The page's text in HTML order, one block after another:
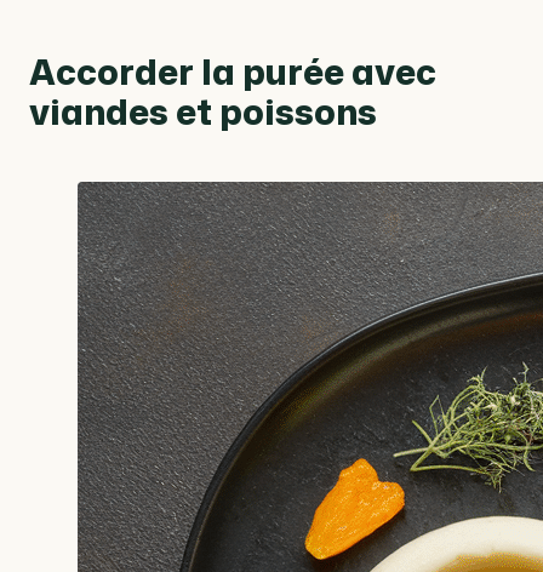
Accorder la purée avec
viandes et poissons